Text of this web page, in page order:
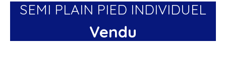
SEMI PLAIN PIED INDIVIDUEL
Vendu